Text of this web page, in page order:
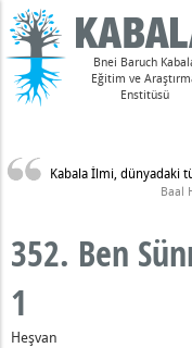
Bnei Baruch
Eğitim ve
Enstitüsü
Kabala İlmi, dünyadaki
Baal
352. Ben
1
Heşvan